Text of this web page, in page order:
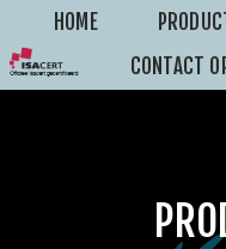
HOME
CONTACT